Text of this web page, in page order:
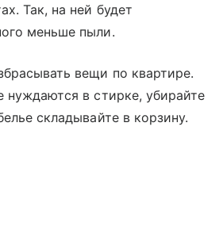
Так, на ней будет
меньше пыли.
вещи по квартире.
нуждаются в стирке, убирайте
складывайте в корзину.